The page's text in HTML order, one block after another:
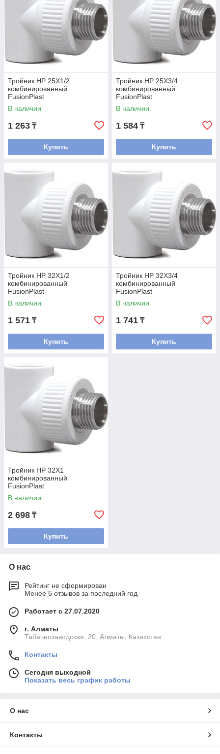
Тройник НР 25Х1/2
комбинированный
FusionPlast
В наличии
1 263 ₸
Купить
Тройник НР 25Х3/4
комбинированный
FusionPlast
В наличии
1 584 ₸
Купить
Тройник НР 32Х1/2
комбинированный
FusionPlast
В наличии
1 571 ₸
Купить
Тройник НР 32Х3/4
комбинированный
FusionPlast
В наличии
1 741 ₸
Купить
Тройник НР 32Х1
комбинированный
FusionPlast
В наличии
2 698 ₸
Купить
О нас
Рейтинг не сформирован
Менее 5 отзывов за последний год
Работает с 27.07.2020
г. Алматы
Табачнозаводская, 20, Алматы, Казахстан
Контакты
Сегодня выходной
Показать весь график работы
О нас
Контакты